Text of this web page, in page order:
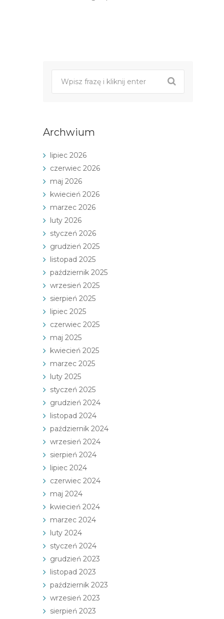
Archwium
lipiec 2026
czerwiec 2026
maj 2026
kwiecień 2026
marzec 2026
luty 2026
styczeń 2026
grudzień 2025
listopad 2025
październik 2025
wrzesień 2025
sierpień 2025
lipiec 2025
czerwiec 2025
maj 2025
kwiecień 2025
marzec 2025
luty 2025
styczeń 2025
grudzień 2024
listopad 2024
październik 2024
wrzesień 2024
sierpień 2024
lipiec 2024
czerwiec 2024
maj 2024
kwiecień 2024
marzec 2024
luty 2024
styczeń 2024
grudzień 2023
listopad 2023
październik 2023
wrzesień 2023
sierpień 2023